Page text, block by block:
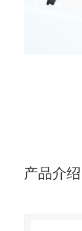
产品介绍